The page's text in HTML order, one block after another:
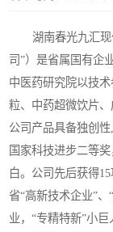
湖南春光九汇
司”）是省属国有企
中医药研究院以技
粒、中药超微饮片
公司产品具备独创
国家科技进步二等
白。公司先后获得
省“高新技术企业”
业，“专精特新”小巨